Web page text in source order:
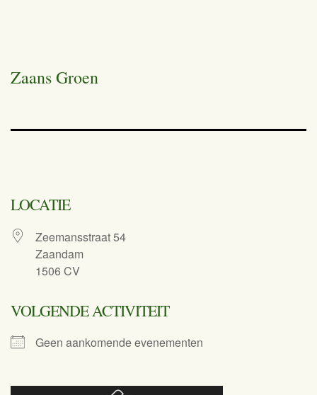
Zaans Groen
LOCATIE
Zeemansstraat 54
Zaandam
1506 CV
VOLGENDE ACTIVITEIT
Geen aankomende evenementen